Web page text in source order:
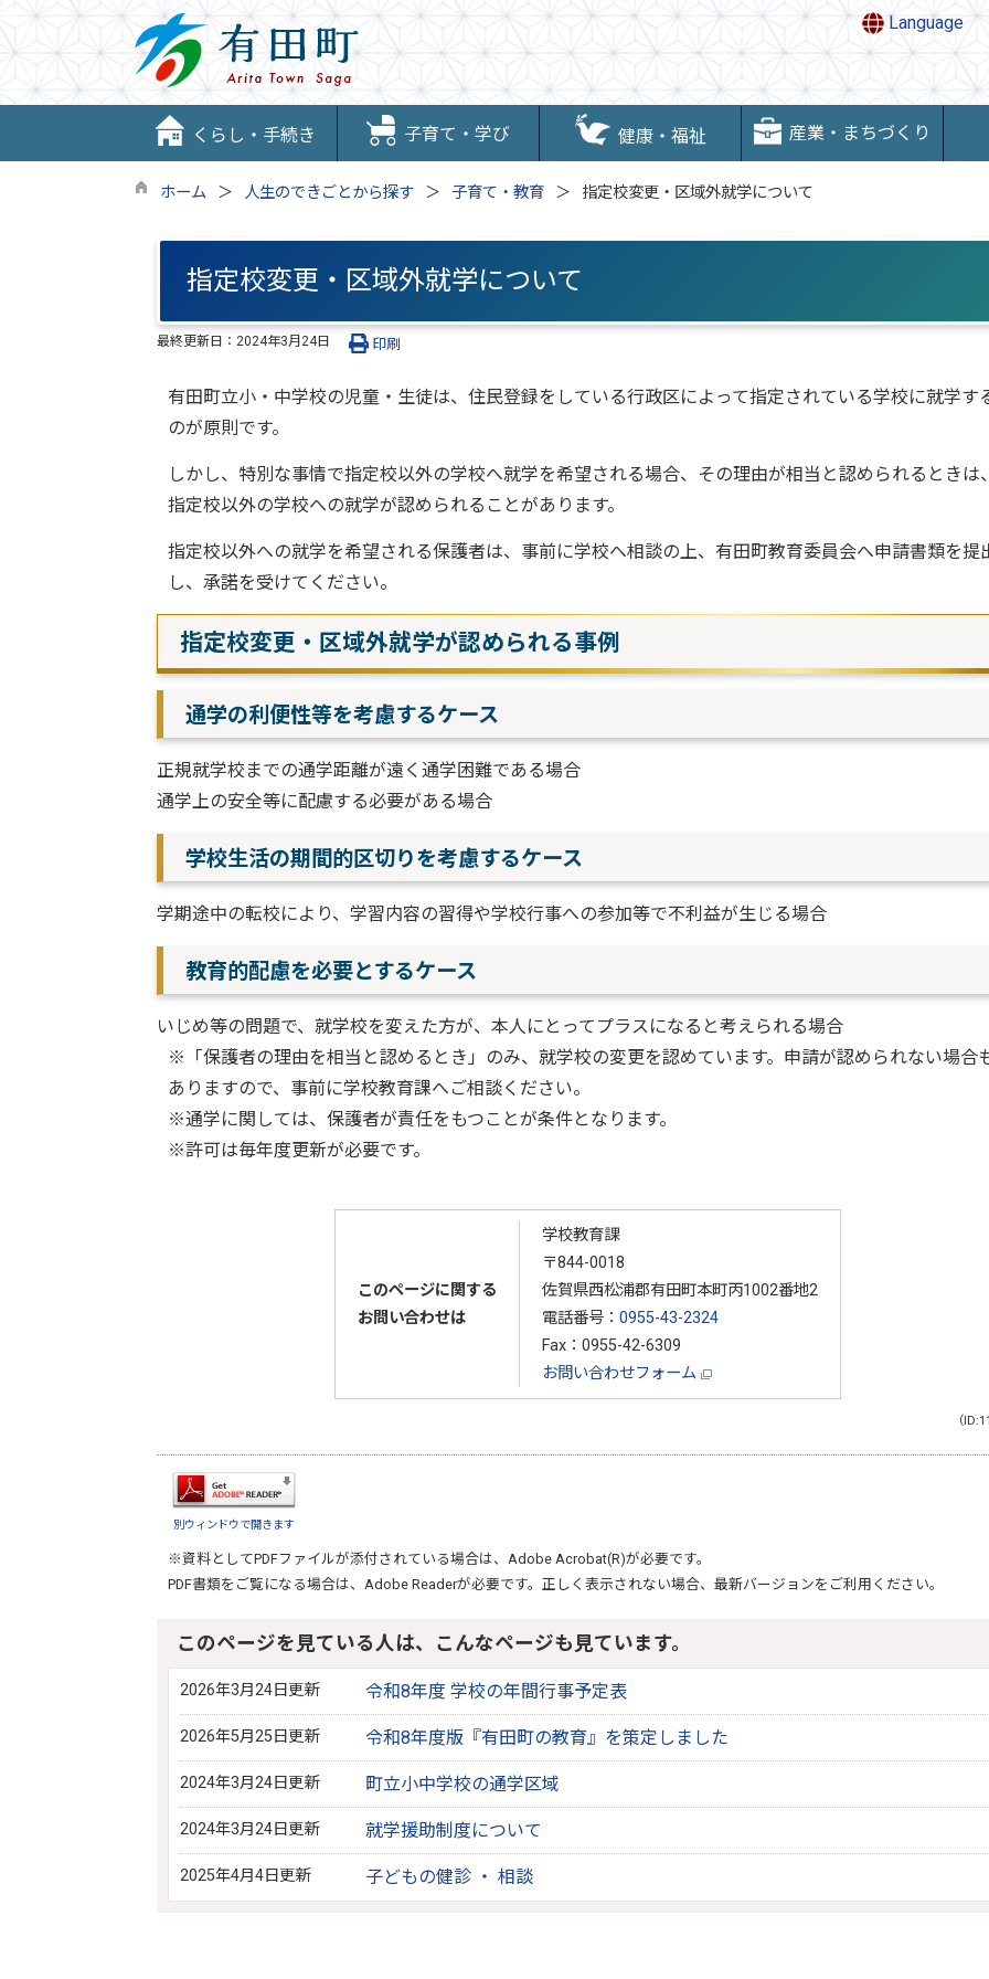
Language
くらし・手続き 子育て・学び 健康・福祉 産業・まちづくり
ホーム 人生のできごとから探す 子育て・教育 指定校変更・区域外就学について
指定校変更・区域外就学について
最終更新日： 2024年3月24日 印刷
有田町立小・中学校の児童・生徒は、住民登録をしている行政区によって指定されている学校に就学す
のが原則です。
しかし、特別な事情で指定校以外の学校へ就学を希望される場合、その理由が相当と認められるときは、
指定校以外の学校への就学が認められることがあります。
指定校以外への就学を希望される保護者は、事前に学校へ相談の上、有田町教育委員会へ申請書類を提
し、承諾を受けてください。
指定校変更・区域外就学が認められる事例
通学の利便性等を考慮するケース
正規就学校までの通学距離が遠く通学困難である場合
通学上の安全等に配慮する必要がある場合
学校生活の期間的区切りを考慮するケース
学期途中の転校により、学習内容の習得や学校行事への参加等で不利益が生じる場合
教育的配慮を必要とするケース
いじめ等の問題で、就学校を変えた方が、本人にとってプラスになると考えられる場合
※「保護者の理由を相当と認めるとき」のみ、就学校の変更を認めています。申請が認められない場合
ありますので、事前に学校教育課へご相談ください。
※通学に関しては、保護者が責任をもつことが条件となります。
※許可は毎年度更新が必要です。
このページに関する
お問い合わせは
学校教育課
〒844-0018
佐賀県西松浦郡有田町本町丙1002番地2
電話番号： 0955-43-2324
Fax：0955-42-6309
お問い合わせフォーム
（
別ウィンドウで開きます
※資料としてPDFファイルが添付されている場合は、 Adobe Acrobat(R)が必要です。
PDF書類をご覧になる場合は、 Adobe Readerが必要です。正しく表示されない場合、最新バージョンをご利用ください。
このページを見ている人は、こんなページも見ています。
2026年3月24日更新 令和8年度 学校の年間行事予定表
2026年5月25日更新 令和8年度版『有田町の教育』を策定しました
2024年3月24日更新 町立小中学校の通学区域
2024年3月24日更新 就学援助制度について
2025年4月4日更新 子どもの健診 ・ 相談